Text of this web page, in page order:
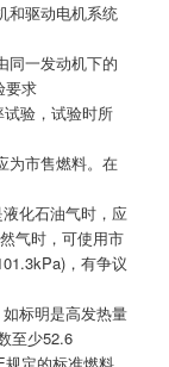
和驱动电机系统
同一发动机下的
要求
验，试验时所
为市售燃料。在
化石油气时，应
气时，可使用市
，有争议
标明是高发热量
至少52.6
定的标准燃料